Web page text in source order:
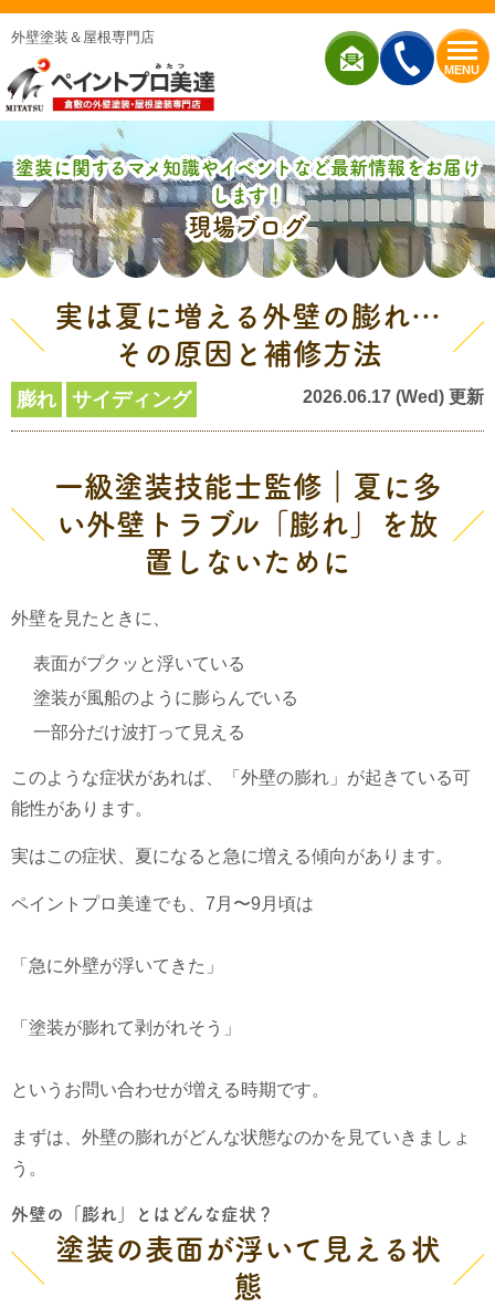
MENU
外壁塗装＆屋根専門店
塗装に関するマメ知識やイベントなど最新情報をお届け
します！
現場ブログ
実は夏に増える外壁の膨れ…
その原因と補修方法
膨れ サイディング 2026.06.17 (Wed) 更新
一級塗装技能士監修｜夏に多
い外壁トラブル「膨れ」を放
置しないために
外壁を見たときに、
表面がプクッと浮いている
塗装が風船のように膨らんでいる
一部分だけ波打って見える
このような症状があれば、「外壁の膨れ」が起きている可
能性があります。
実はこの症状、夏になると急に増える傾向があります。
ペイントプロ美達でも、7月〜9月頃は
「急に外壁が浮いてきた」
「塗装が膨れて剥がれそう」
というお問い合わせが増える時期です。
まずは、外壁の膨れがどんな状態なのかを見ていきましょ
う。
外壁の「膨れ」とはどんな症状？
塗装の表面が浮いて見える状
態